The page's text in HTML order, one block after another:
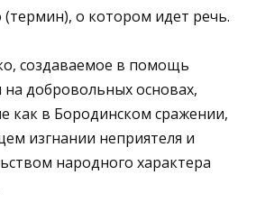
(термин), о котором идет речь.
создаваемое в помощь
добровольных основах,
как в Бородинском сражении,
изгна­нии неприятеля и
народного харак­тера